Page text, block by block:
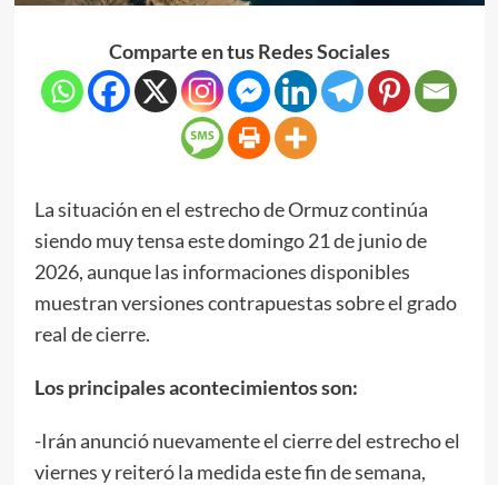
Comparte en tus Redes Sociales
La situación en el estrecho de Ormuz continúa
siendo muy tensa este domingo 21 de junio de
2026, aunque las informaciones disponibles
muestran versiones contrapuestas sobre el grado
real de cierre.
Los principales acontecimientos son:
-Irán anunció nuevamente el cierre del estrecho el
viernes y reiteró la medida este fin de semana,